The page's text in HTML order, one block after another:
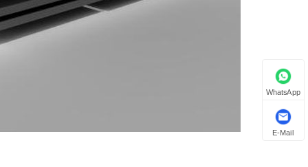
WhatsApp
E-Mail